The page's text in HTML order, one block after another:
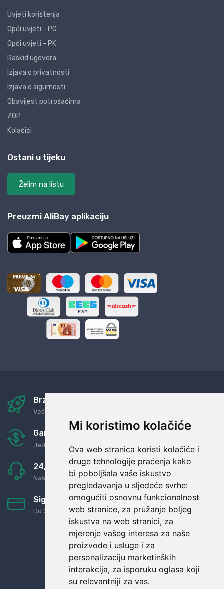
Mi koristimo kolačiće
Ova web stranica koristi kolačiće i
druge tehnologije praćenja kako
bi poboljšala vaše iskustvo
pregledavanja u sljedeće svrhe:
omogućiti osnovnu funkcionalnost
web stranice, za pružanje boljeg
iskustva na web stranici, za
mjerenje vašeg interesa za naše
proizvode i usluge i za
personalizaciju marketinških
interakcija, za isporuku oglasa koji
su relevantniji za vas.
Uvjeti korištenja
Opći uvjeti - PO
Opći uvjeti - PK
Raskid ugovora
Izjava o privatnosti
Izjava o sigurnosti
Obavijest potrošačima
ZOP
Kolačići
Ostani u tijeku
Želim na listu
Preuzmi AliBay aplikaciju
Brza i sigurna dostava
Već za nekoliko dana kod vas
Garancija u povrat novaca
Jednostavno pravilo: Roba za novac
24/7 odlična podrška
Naši agenti uvijek na raspolaganju
Sigurno obročno plaćanje
Do 24 rata bez kamata